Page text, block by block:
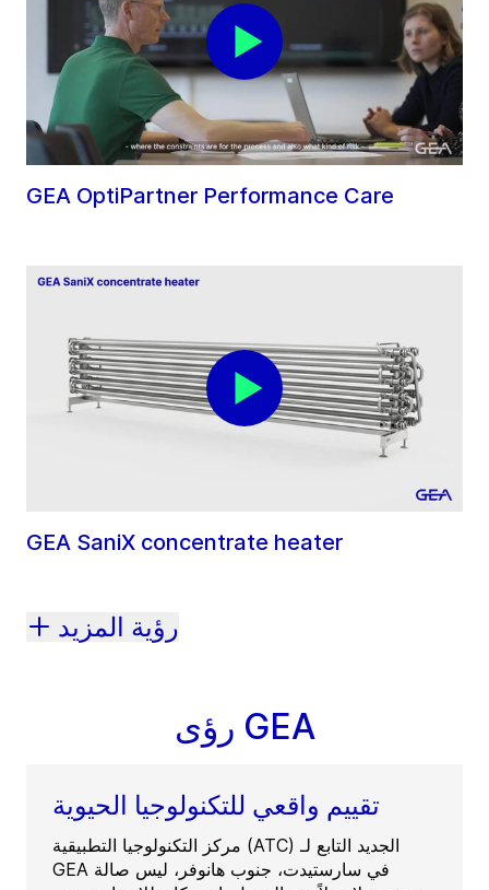
GEA OptiPartner Performance Care
GEA SaniX concentrate heater
رؤية المزيد
رؤى GEA
تقييم واقعي للتكنولوجيا الحيوية
مركز التكنولوجيا التطبيقية (ATC) الجديد التابع لـ
GEA في سارستيدت، جنوب هانوفر، ليس صالة